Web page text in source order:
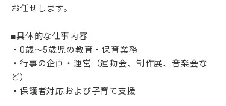
お任せします。
■具体的な仕事内容
・0歳～5歳児の教育・保育業務
・行事の企画・運営（運動会、制作展、音楽会な
ど）
・保護者対応および子育て支援